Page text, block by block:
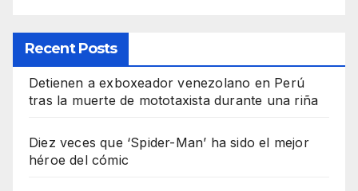
Recent Posts
Detienen a exboxeador venezolano en Perú
tras la muerte de mototaxista durante una riña
Diez veces que ‘Spider-Man’ ha sido el mejor
héroe del cómic